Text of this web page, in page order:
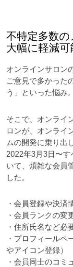
不特定多数
大幅に軽減可
オンラインサロン
ご意見で多かった
う」といった悩み。
そこで、オンライ
ロンが、オンライ
ムの開発に乗り出
2022年3月3日〜
いて、煩雑な会員
した。
・会員登録や決済
・会員ランクの変
・住所氏名など必
・プロフィールペ
やアイコン登録）
・会員同士のコミ